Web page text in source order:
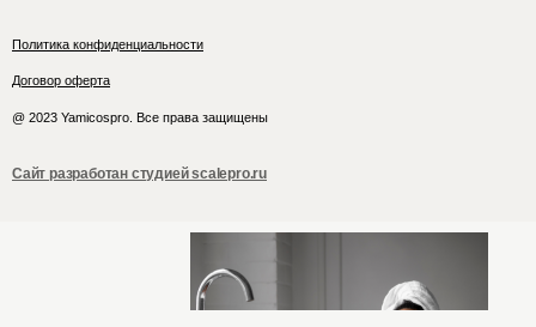
Политика конфиденциальности
Договор оферта
@ 2023 Yamicospro. Все права защищены
Сайт разработан студией scalepro.ru